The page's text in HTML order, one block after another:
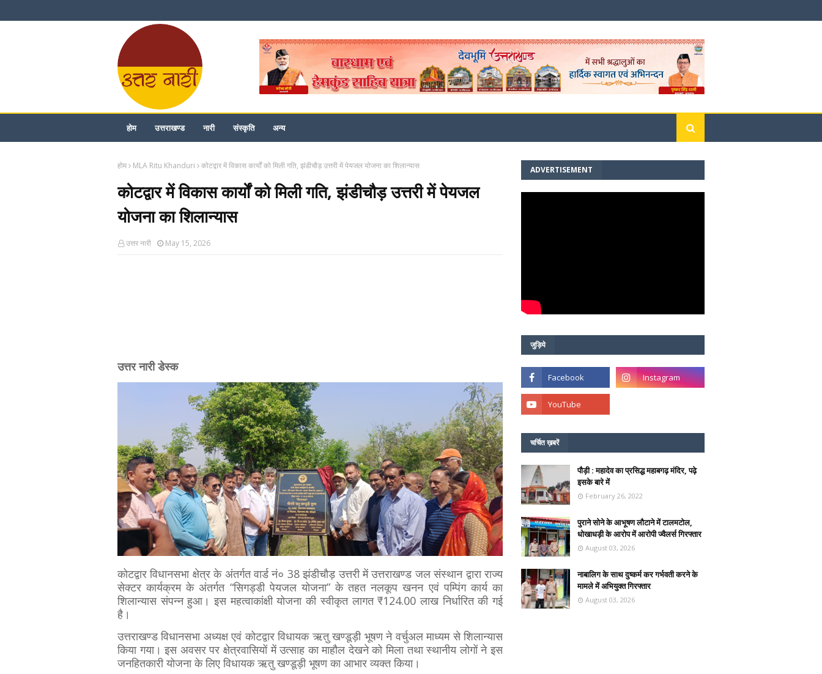
होम उत्तराखण्ड नारी संस्कृति अन्य
होम MLA Ritu Khanduri कोटद्वार में विकास कार्यों को मिली गति, झंडीचौड़ उत्तरी में पेयजल योजना का शिलान्यास
कोटद्वार में विकास कार्यों को मिली गति, झंडीचौड़ उत्तरी में पेयजल
योजना का शिलान्यास
उत्तर नारी May 15, 2026
उत्तर नारी डेस्क
कोटद्वार विधानसभा क्षेत्र के अंतर्गत वार्ड नं० 38 झंडीचौड़ उत्तरी में उत्तराखण्ड जल संस्थान द्वारा राज्य
सेक्टर कार्यक्रम के अंतर्गत “सिगड्डी पेयजल योजना” के तहत नलकूप खनन एवं पम्पिंग कार्य का
शिलान्यास संपन्न हुआ। इस महत्वाकांक्षी योजना की स्वीकृत लागत ₹124.00 लाख निर्धारित की गई
है।
उत्तराखण्ड विधानसभा अध्यक्ष एवं कोटद्वार विधायक ऋतु खण्डूड़ी भूषण ने वर्चुअल माध्यम से शिलान्यास
किया गया। इस अवसर पर क्षेत्रवासियों में उत्साह का माहौल देखने को मिला तथा स्थानीय लोगों ने इस
जनहितकारी योजना के लिए विधायक ऋतु खण्डूड़ी भूषण का आभार व्यक्त किया।
ADVERTISEMENT
जुड़िये
चर्चित ख़बरें
पौड़ी : महादेव का प्रसिद्ध महाबगढ़ मंदिर, पढ़े
इसके बारे में
February 26, 2022
पुराने सोने के आभूषण लौटाने में टालमटोल,
धोखाधड़ी के आरोप में आरोपी ज्वैलर्स गिरफ्तार
August 03, 2026
नाबालिग के साथ दुष्कर्म कर गर्भवती करने के
मामले में अभियुक्त गिरफ्तार
August 03, 2026